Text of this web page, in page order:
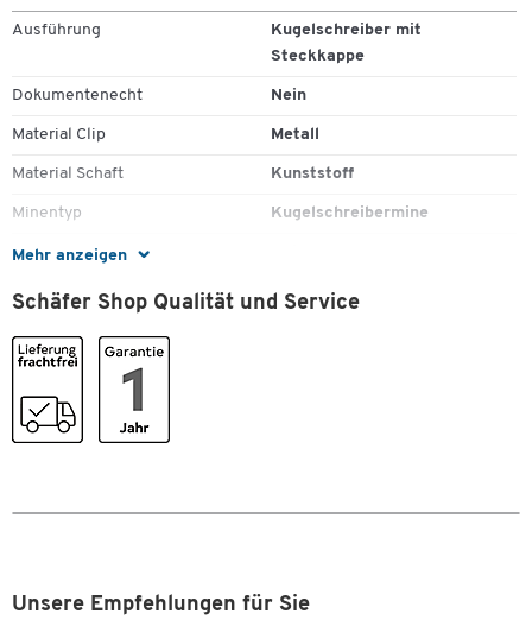
Mehr anzeigen
Ausführung
Kugelschreiber mit
Steckkappe
Dokumentenecht Nein
Material Clip Metall
Material Schaft Kunststoff
Minentyp Kugelschreibermine
Nachfüllbar
Schriftfarbe rot
Stück pro Paket
Farben
Schäfer Shop Qualität und Service
Unsere Empfehlungen für Sie